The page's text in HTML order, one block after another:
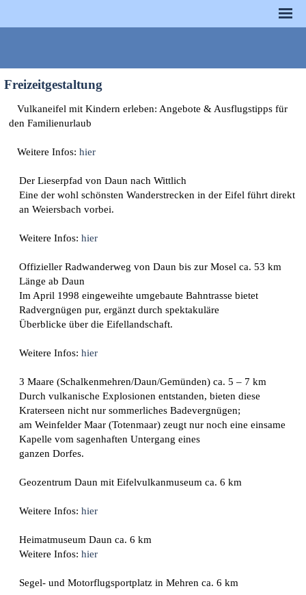
Freizeitgestaltung
Vulkaneifel mit Kindern erleben: Angebote & Ausflugstipps für
den Familienurlaub
Weitere Infos: hier
Der Lieserpfad von Daun nach Wittlich
Eine der wohl schönsten Wanderstrecken in der Eifel führt direkt
an Weiersbach vorbei.
Weitere Infos: hier
Offizieller Radwanderweg von Daun bis zur Mosel ca. 53 km
Länge ab Daun
Im April 1998 eingeweihte umgebaute Bahntrasse bietet
Radvergnügen pur, ergänzt durch spektakuläre
Überblicke über die Eifellandschaft.
Weitere Infos: hier
3 Maare (Schalkenmehren/Daun/Gemünden) ca. 5 – 7 km
Durch vulkanische Explosionen entstanden, bieten diese
Kraterseen nicht nur sommerliches Badevergnügen;
am Weinfelder Maar (Totenmaar) zeugt nur noch eine einsame
Kapelle vom sagenhaften Untergang eines
ganzen Dorfes.
Geozentrum Daun mit Eifelvulkanmuseum ca. 6 km
Weitere Infos: hier
Heimatmuseum Daun ca. 6 km
Weitere Infos: hier
Segel- und Motorflugsportplatz in Mehren ca. 6 km